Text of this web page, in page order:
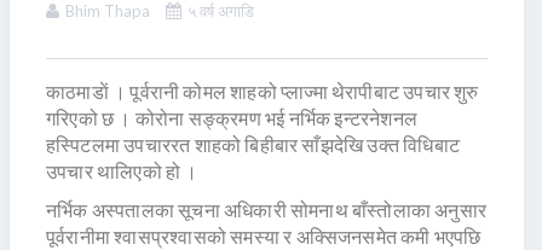
Bhim Thapa ५ वर्ष अगाडि
काठमाडाें । पूर्वरानी कोमल शाहको प्लाज्मा थेरापीबाट उपचार शुरु
गरिएको छ । कोरोना सङ्क्रमण भई नर्भिक इन्टरनेशनल
हस्पिटलमा उपचाररत शाहको बिहीबार साँझदेखि उक्त विधिबाट
उपचार थालिएको हो ।
नर्भिक अस्पतालका सूचना अधिकारी सोमनाथ बाँस्तोलाका अनुसार
पूर्वरानीमा श्वासप्रश्वासको समस्या र अक्सिजनसमेत कमी भएपछि